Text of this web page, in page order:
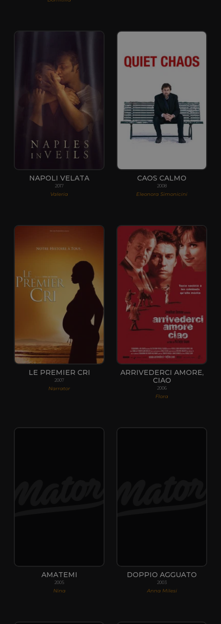
NAPOLI VELATA
2017
Valeria
CAOS CALMO
2008
Eleonora Simonicini
LE PREMIER CRI
2007
Narrator
ARRIVEDERCI AMORE,
CIAO
2006
Flora
AMATEMI
2005
Nina
DOPPIO AGGUATO
2003
Anna Milesi